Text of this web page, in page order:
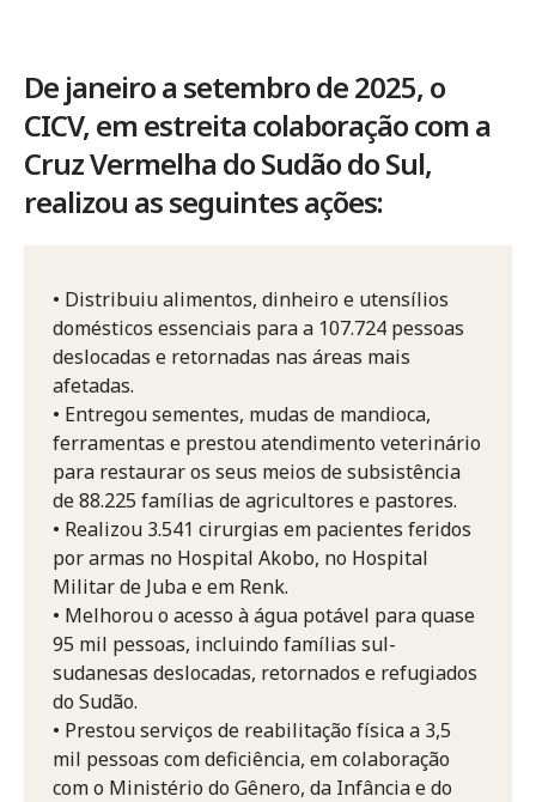
De janeiro a setembro de 2025, o
CICV, em estreita colaboração com a
Cruz Vermelha do Sudão do Sul,
realizou as seguintes ações:
• Distribuiu alimentos, dinheiro e utensílios
domésticos essenciais para a 107.724 pessoas
deslocadas e retornadas nas áreas mais
afetadas.
• Entregou sementes, mudas de mandioca,
ferramentas e prestou atendimento veterinário
para restaurar os seus meios de subsistência
de 88.225 famílias de agricultores e pastores.
• Realizou 3.541 cirurgias em pacientes feridos
por armas no Hospital Akobo, no Hospital
Militar de Juba e em Renk.
• Melhorou o acesso à água potável para quase
95 mil pessoas, incluindo famílias sul-
sudanesas deslocadas, retornados e refugiados
do Sudão.
• Prestou serviços de reabilitação física a 3,5
mil pessoas com deficiência, em colaboração
com o Ministério do Gênero, da Infância e do